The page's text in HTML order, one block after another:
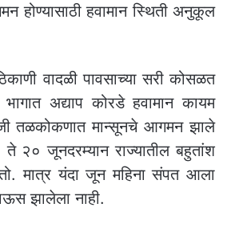
होण्यासाठी हवामान स्थिती अनुकूल
वादळी पावसाच्या सरी कोसळत
अद्याप कोरडे हवामान कायम
तळकोकणात मान्सूनचे आगमन झाले
२० जूनदरम्यान राज्यातील बहुतांश
मात्र यंदा जून महिना संपत आला
झालेला नाही.